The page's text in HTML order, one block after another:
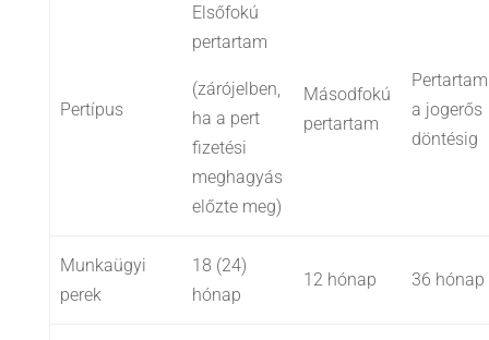
Pertípus
Elsőfokú
pertartam
(zárójelben,
ha a pert
fizetési
meghagyás
előzte meg)
Másodfokú
pertartam
Pertartam
a jogerős
döntésig
Munkaügyi
perek
18 (24)
hónap
12 hónap 36 hónap